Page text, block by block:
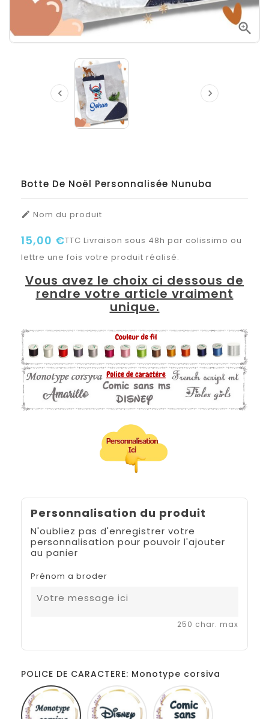

 
Botte De Noël Personnalisée Nunuba
 Nom du produit
15,00 €TTC Livraison sous 48h par colissimo ou
lettre une fois votre produit réalisé.
Vous avez le choix ci dessous de
rendre votre article vraiment
unique.
Personnalisation du produit
N'oubliez pas d'enregistrer votre
personnalisation pour pouvoir l'ajouter
au panier
Prénom a broder
250 char. max
POLICE DE CARACTERE: Monotype corsiva
Monotype
corsiva
Disney